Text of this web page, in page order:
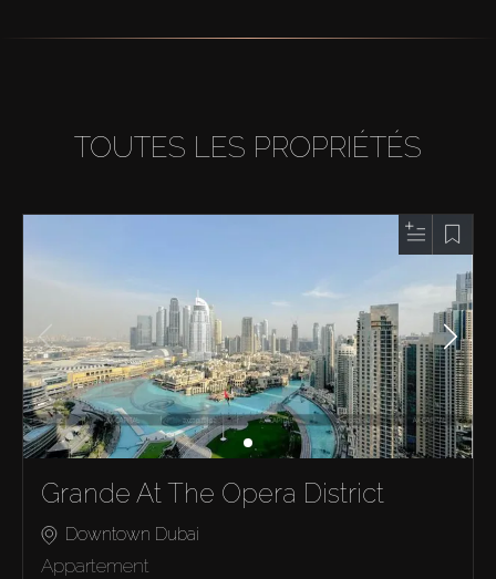
TOUTES LES PROPRIÉTÉS
Grande At The Opera District
Downtown Dubai
Appartement